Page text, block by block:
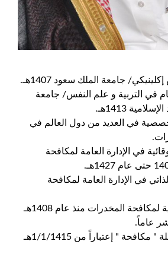
جامعة الملك سعود 1407هـ.
في التربية و علم النفس/ جامعة
1413هـ.
في العديد من دول العالم في
في الإدارة العامة لمكافحة
في الإدارة العامة لمكافحة
سكرتير اللجنة الوطنية لمكافحة المخدرات منذ عام 1408هـ
عاماً.
نائب رئيس ومدير مجلة " مكافحة " إعتباراً من 1/1/1415هـ